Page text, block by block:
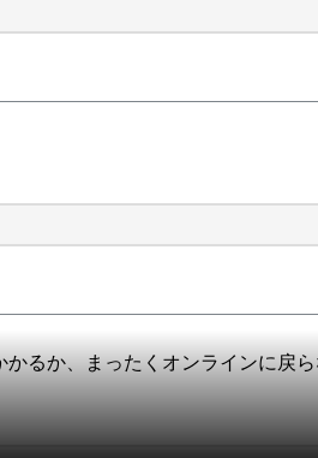
るか、まったくオンラインに戻ら